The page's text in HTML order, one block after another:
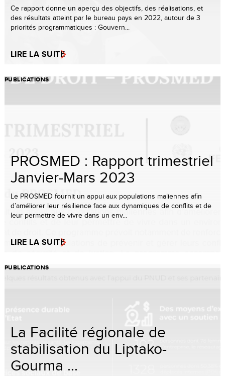
Ce rapport donne un aperçu des objectifs, des réalisations, et
des résultats atteint par le bureau pays en 2022, autour de 3
priorités programmatiques : Gouvern...
LIRE LA SUITE
PUBLICATIONS
PROSMED : Rapport trimestriel
Janvier-Mars 2023
Le PROSMED fournit un appui aux populations maliennes afin
d’améliorer leur résilience face aux dynamiques de conflits et de
leur permettre de vivre dans un env...
LIRE LA SUITE
PUBLICATIONS
La Facilité régionale de
stabilisation du Liptako-
Gourma ...